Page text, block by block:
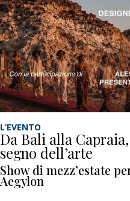
L’EVENTO
Da Bali alla
segno dell’arte
Show di mezz’estate
Aegylon